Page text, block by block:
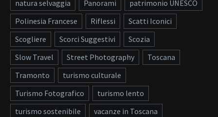
natura selvaggia
Panorami
patrimonio UNESCO
Polinesia Francese
Riflessi
Scatti Iconici
Scogliere
Scorci Suggestivi
Scozia
Slow Travel
Street Photography
Toscana
Tramonto
turismo culturale
Turismo Fotografico
turismo lento
turismo sostenibile
vacanze in Toscana